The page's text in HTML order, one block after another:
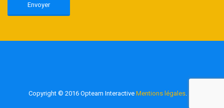
Copyright © 2016 Opteam Interactive Mentions légales.